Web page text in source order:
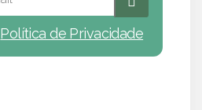
Política de Privacidade